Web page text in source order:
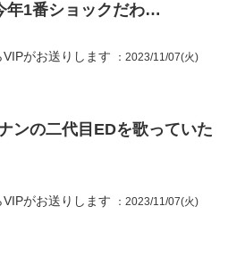
年1番ショックだわ…
がお送りします ：2023/11/07(火)
ンの二代目EDを歌っていた
がお送りします ：2023/11/07(火)